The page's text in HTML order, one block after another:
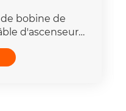
bobine de
d'ascenseur